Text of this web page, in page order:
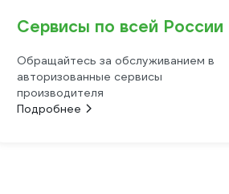
Сервисы по всей России
Обращайтесь за обслуживанием в
авторизованные сервисы
производителя
Подробнее